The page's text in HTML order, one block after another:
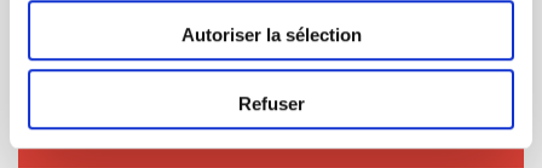
Autoriser la sélection
Refuser
PLUS D'INFORMATIONS :
Par téléphone : 01 84 990 990 (tapez 2 puis 5)